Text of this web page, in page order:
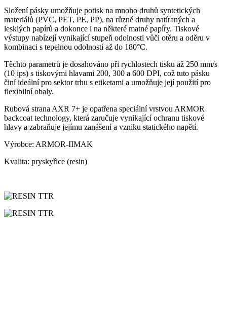
Složení pásky umožňuje potisk na mnoho druhů syntetických
materiálů (PVC, PET, PE, PP), na různé druhy natíraných a
lesklých papírů a dokonce i na některé matné papíry. Tiskové
výstupy nabízejí vynikající stupeň odolnosti vůči otěru a oděru v
kombinaci s tepelnou odolností až do 180°C.
Těchto parametrů je dosahováno při rychlostech tisku až 250 mm/s
(10 ips) s tiskovými hlavami 200, 300 a 600 DPI, což tuto pásku
činí ideální pro sektor trhu s etiketami a umožňuje její použití pro
flexibilní obaly.
Rubová strana AXR 7+ je opatřena speciální vrstvou ARMOR
backcoat technology, která zaručuje vynikající ochranu tiskové
hlavy a zabraňuje jejímu zanášení a vzniku statického napětí.
Výrobce: ARMOR-IIMAK
Kvalita: pryskyřice (resin)